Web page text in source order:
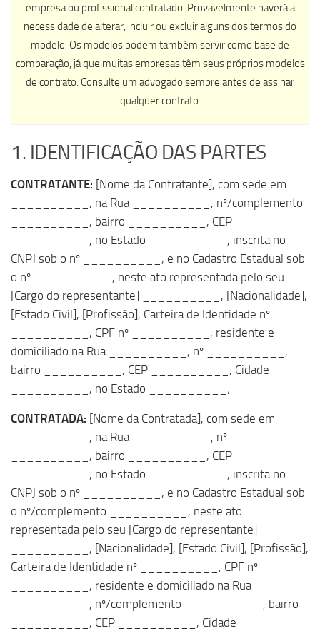
empresa ou profissional contratado. Provavelmente haverá a
necessidade de alterar, incluir ou excluir alguns dos termos do
modelo. Os modelos podem também servir como base de
comparação, já que muitas empresas têm seus próprios modelos
de contrato. Consulte um advogado sempre antes de assinar
qualquer contrato.
1. IDENTIFICAÇÃO DAS PARTES
CONTRATANTE: [Nome da Contratante], com sede em
__________, na Rua __________, nº/complemento
__________, bairro __________, CEP
__________, no Estado __________, inscrita no
CNPJ sob o nº __________, e no Cadastro Estadual sob
o nº __________, neste ato representada pelo seu
[Cargo do representante] __________, [Nacionalidade],
[Estado Civil], [Profissão], Carteira de Identidade nº
__________, CPF nº __________, residente e
domiciliado na Rua __________, nº __________,
bairro __________, CEP __________, Cidade
__________, no Estado __________;
CONTRATADA: [Nome da Contratada], com sede em
__________, na Rua __________, nº
__________, bairro __________, CEP
__________, no Estado __________, inscrita no
CNPJ sob o nº __________, e no Cadastro Estadual sob
o nº/complemento __________, neste ato
representada pelo seu [Cargo do representante]
__________, [Nacionalidade], [Estado Civil], [Profissão],
Carteira de Identidade nº __________, CPF nº
__________, residente e domiciliado na Rua
__________, nº/complemento __________, bairro
__________, CEP __________, Cidade